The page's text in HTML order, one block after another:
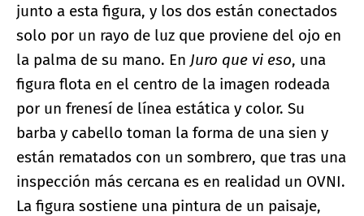
junto a esta figura, y los dos están conectados
solo por un rayo de luz que proviene del ojo en
la palma de su mano. En Juro que vi eso, una
figura flota en el centro de la imagen rodeada
por un frenesí de línea estática y color. Su
barba y cabello toman la forma de una sien y
están rematados con un sombrero, que tras una
inspección más cercana es en realidad un OVNI.
La figura sostiene una pintura de un paisaje,